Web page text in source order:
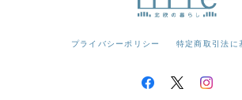
プライバシーポリシー 特定商取引法に